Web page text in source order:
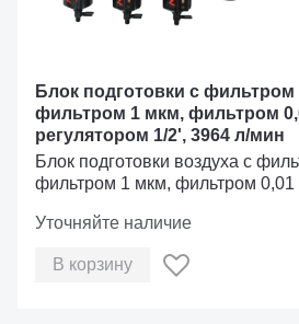
Блок подготовки с фильтром
фильтром 1 мкм, фильтром
регулятором 1/2', 3964 л/мин
Блок подготовки воздуха с
фильтром 1 мкм, фильтром 0,01
Уточняйте наличие
В корзину